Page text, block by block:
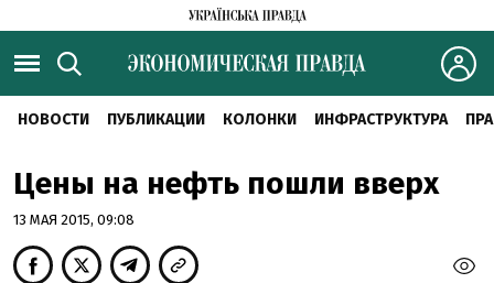
НОВОСТИ ПУБЛИКАЦИИ КОЛОНКИ ИНФРАСТРУКТУРА
Цены на нефть пошли вверх
13 МАЯ 2015, 09:08